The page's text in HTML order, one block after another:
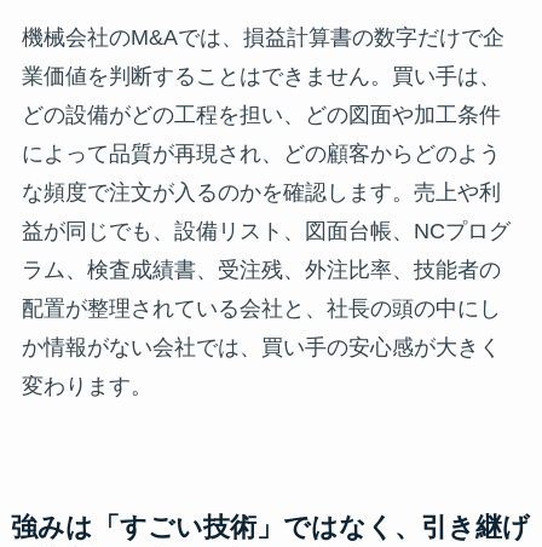
機械会社のM&Aでは、損益計算書の数字だけで企
業価値を判断することはできません。買い手は、
どの設備がどの工程を担い、どの図面や加工条件
によって品質が再現され、どの顧客からどのよう
な頻度で注文が入るのかを確認します。売上や利
益が同じでも、設備リスト、図面台帳、NCプログ
ラム、検査成績書、受注残、外注比率、技能者の
配置が整理されている会社と、社長の頭の中にし
か情報がない会社では、買い手の安心感が大きく
変わります。
強みは「すごい技術」ではなく、引き継げ